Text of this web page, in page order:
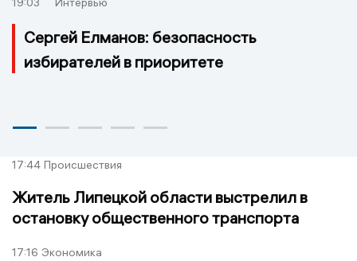
Сергей Елманов: безопасность
избирателей в приоритете
17:44 Происшествия
Житель Липецкой области выстрелил в
остановку общественного транспорта
17:16 Экономика